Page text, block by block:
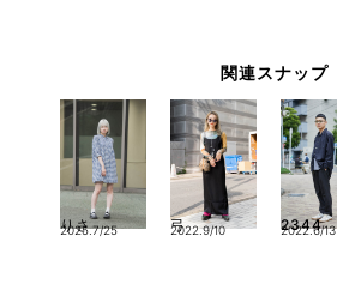
関連スナップ
りさ
2025.7/25 弓
2022.9/10 2344
2022.6/13